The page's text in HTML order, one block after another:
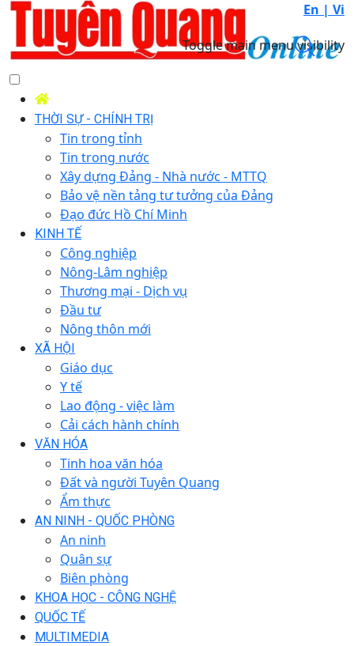
En | Vi
Toggle main menu visibility
THỜI SỰ - CHÍNH TRỊ
Tin trong tỉnh
Tin trong nước
Xây dựng Đảng - Nhà nước - MTTQ
Bảo vệ nền tảng tư tưởng của Đảng
Đạo đức Hồ Chí Minh
KINH TẾ
Công nghiệp
Nông-Lâm nghiệp
Thương mại - Dịch vụ
Đầu tư
Nông thôn mới
XÃ HỘI
Giáo dục
Y tế
Lao động - việc làm
Cải cách hành chính
VĂN HÓA
Tinh hoa văn hóa
Đất và người Tuyên Quang
Ẩm thực
AN NINH - QUỐC PHÒNG
An ninh
Quân sự
Biên phòng
KHOA HỌC - CÔNG NGHỆ
QUỐC TẾ
MULTIMEDIA